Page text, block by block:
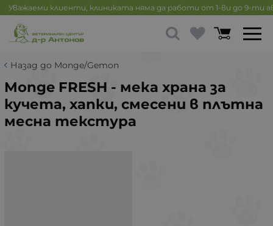
Уважаеми клиенти, клиниката няма да работи от 1-ви до 9-ти
Назад до Monge/Gemon
Monge FRESH - мека храна за
кучета, хапки, смесени в плътна
месна текстура